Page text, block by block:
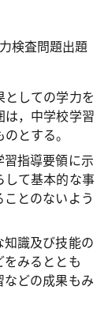
検査問題出題
しての学力を
は，中学校学習
とする。
指導要領に示
して基本的な事
とのないよう
識及び技能の
みるととも
どの成果もみ